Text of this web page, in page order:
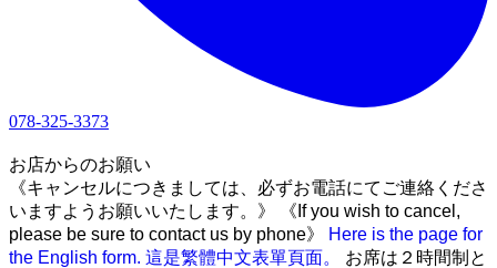
078-325-3373
お店からのお願い
《キャンセルにつきましては、必ずお電話にてご連絡くださ
いますようお願いいたします。》 《If you wish to cancel,
please be sure to contact us by phone》
Here is the page for
the English form. 這是繁體中文表單頁面。
お席は２時間制と